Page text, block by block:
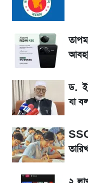
তাপমাত্রা নিয়ে
টিভিতে আজকের
সৌদিতে
নিয়ম
La Liga 2026-
খবর
একদিনের
ড.
যা